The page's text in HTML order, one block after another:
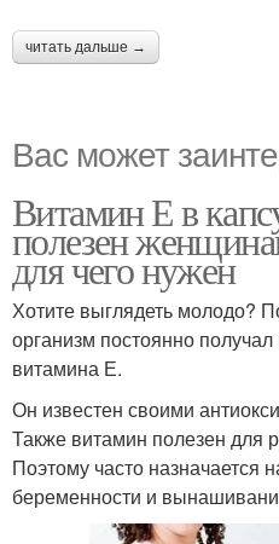
читать дальше →
Вас может
Витамин Е в
полезен
для чего нужен
Хотите выглядеть молодо?
организм постоянно
витамина Е.
Он известен своими
Также витамин полезен для
Поэтому часто назначается
беременности и